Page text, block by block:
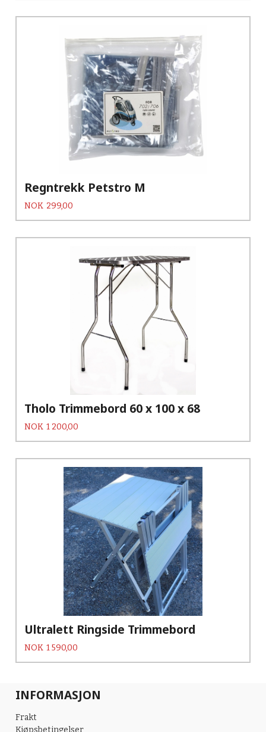
Regntrekk Petstro M
Pris
NOK 299,00
Tholo Trimmebord 60 x 100 x 68
Pris
NOK 1 200,00
Ultralett Ringside Trimmebord
Pris
NOK 1 590,00
INFORMASJON
Frakt
Kjøpsbetingelser